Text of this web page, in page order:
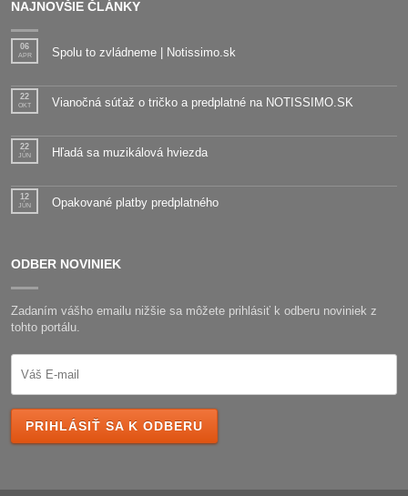
NAJNOVŠIE ČLÁNKY
06
APR Spolu to zvládneme | Notissimo.sk
22
OKT Vianočná súťaž o tričko a predplatné na NOTISSIMO.SK
22
JÚN Hľadá sa muzikálová hviezda
12
JÚN Opakované platby predplatného
ODBER NOVINIEK
Zadaním vášho emailu nižšie sa môžete prihlásiť k odberu noviniek z
tohto portálu.
PRIHLÁSIŤ SA K ODBERU